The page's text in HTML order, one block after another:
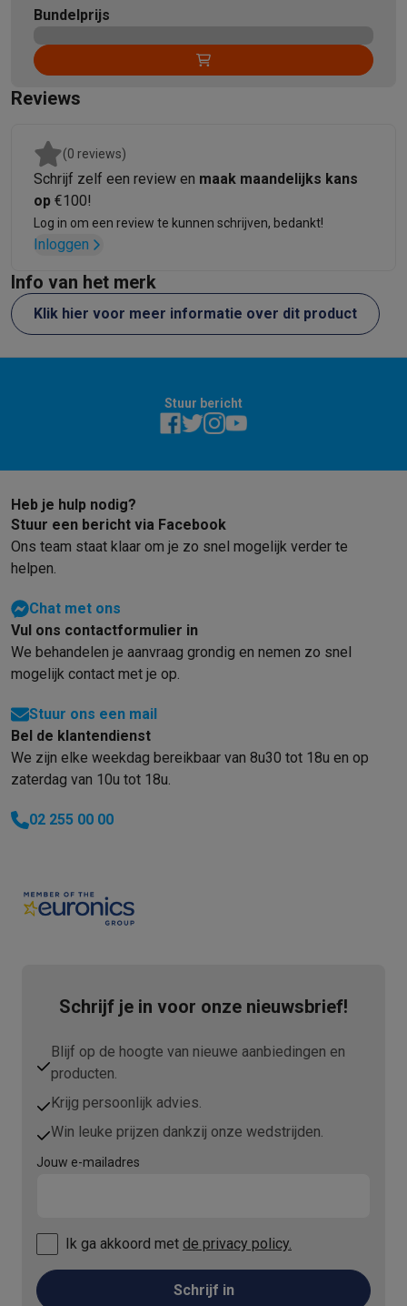
Refurbished
Refurbished smartphonesRefurbished tabletsRefurbished
Huishouden
Wasmachines met ecocheques
Grote keukentoestellen
Vaatwassers met ecochequesKoelkasten met ecocheques
Airco
Airco's met ecocheques
TV & audio
Multimedia & telefonie
Smartphones met ecochequesTablets met ecocheques
Transport
Elektrische steps met ecocheques
Energie besparenRecycleer je oud elektro
ActiesDeals van het momentPromotiesCashbacksSolden
Installatie aan huisGroot elektro installatie
Betalingsmogelijkheden Gift card Ecocheques Kopen op
Klantenservice
Klein elektroBeauty & gezondheid
Beeld & GeluidKies jouw ideale TV
Sport & OntspanningHoe kies je een smartwatch? Hoe kies je
Outlet
Bundelprijs
Reviews
(0 reviews)
Schrijf zelf een review en maak maandelijks kans
op €100!
Log in om een review te kunnen schrijven, bedankt!
Inloggen
Info van het merk
Klik hier voor meer informatie over dit product
Stuur bericht
Heb je hulp nodig?
Stuur een bericht via Facebook
Ons team staat klaar om je zo snel mogelijk verder te
helpen.
Chat met ons
Vul ons contactformulier in
We behandelen je aanvraag grondig en nemen zo snel
mogelijk contact met je op.
Stuur ons een mail
Bel de klantendienst
We zijn elke weekdag bereikbaar van 8u30 tot 18u en op
zaterdag van 10u tot 18u.
02 255 00 00
Schrijf je in voor onze nieuwsbrief!
Blijf op de hoogte van nieuwe aanbiedingen en
producten.
Krijg persoonlijk advies.
Win leuke prijzen dankzij onze wedstrijden.
Jouw e-mailadres
Ik ga akkoord met de privacy policy.
Schrijf in